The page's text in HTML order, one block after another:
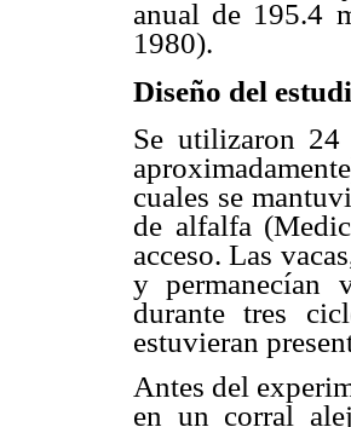
anual de 195.4
1980).
Diseño del
Se utilizaron 24
cuales se
de alfalfa
acceso. Las
y permanecían
durante tres
estuvieran
Antes del
en un corral